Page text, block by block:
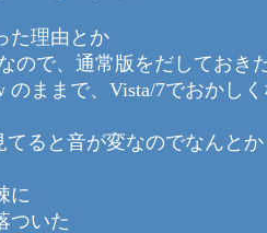
た理由とか
ので、通常版をだしておき
のままで、Vista/7でおかし
てると音が変なのでなんと
に
ついた